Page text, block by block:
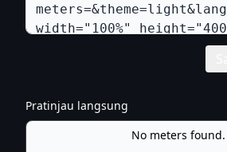
Pratinjau langsung